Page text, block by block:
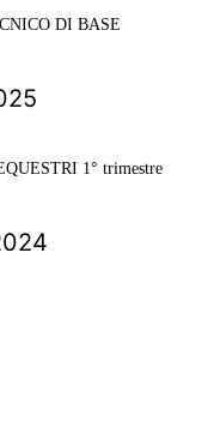
DI BASE
1° trimestre